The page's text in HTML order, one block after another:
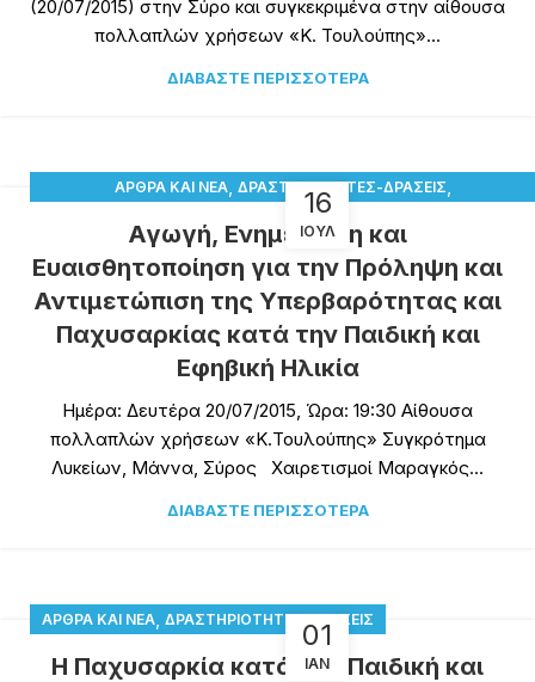
(20/07/2015) στην Σύρο και συγκεκριμένα στην αίθουσα
πολλαπλών χρήσεων «Κ. Τουλούπης»...
ΔΙΑΒΆΣΤΕ ΠΕΡΙΣΣΌΤΕΡΑ
16
ΙΟΎΛ
ΆΡΘΡΑ ΚΑΙ ΝΈΑ, ΔΡΑΣΤΗΡΙΌΤΗΤΕΣ-ΔΡΆΣΕΙΣ
ΠΑΙΔΙΚΉ ΠΑΧΥΣΑΡΚΊΑ
Αγωγή, Ενημέρωση και
Ευαισθητοποίηση για την Πρόληψη και
Αντιμετώπιση της Υπερβαρότητας και
Παχυσαρκίας κατά την Παιδική και
Εφηβική Ηλικία
Ημέρα: Δευτέρα 20/07/2015, Ώρα: 19:30 Αίθουσα
πολλαπλών χρήσεων «Κ.Τουλούπης» Συγκρότημα
Λυκείων, Μάννα, Σύρος Χαιρετισμοί Μαραγκός...
ΔΙΑΒΆΣΤΕ ΠΕΡΙΣΣΌΤΕΡΑ
01
ΙΑΝ
ΆΡΘΡΑ ΚΑΙ ΝΈΑ ΔΡΑΣΤΗΡΙΌΤΗΤΕΣ-ΔΡΆΣΕΙΣ
Η Παχυσαρκία κατά την Παιδική και